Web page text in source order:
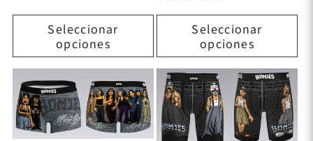
Seleccionar
opciones
habitual
Seleccionar
opciones